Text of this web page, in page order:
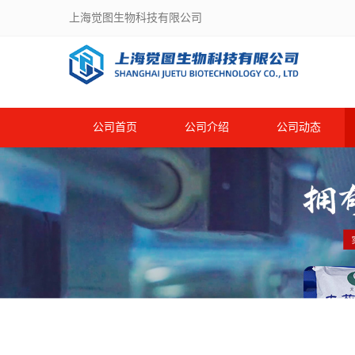
上海觉图生物科技有限公司
公司首页 公司介绍 公司动态